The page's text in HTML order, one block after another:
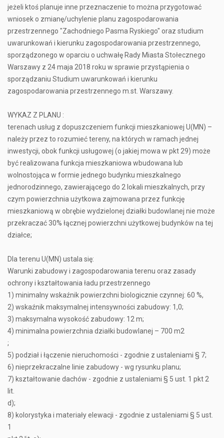
jeżeli ktoś planuje inne przeznaczenie to można przygotować
wniosek o zmianę/uchylenie planu zagospodarowania
przestrzennego "Zachodniego Pasma Ryskiego" oraz studium
uwarunkowań i kierunku zagospodarowania przestrzennego,
sporządzonego w oparciu o uchwałę Rady Miasta Stołecznego
Warszawy z 24 maja 2018 roku w sprawie przystąpienia o
sporządzaniu Studium uwarunkowań i kierunku
zagospodarowania przestrzennego m.st. Warszawy.
WYKAZ Z PLANU :
terenach usług z dopuszczeniem funkcji mieszkaniowej U(MN) –
należy przez to rozumieć tereny, na których w ramach jednej
inwestycji, obok funkcji usługowej (o jakiej mowa w pkt 29) może
być realizowana funkcja mieszkaniowa wbudowana lub
wolnostojąca w formie jednego budynku mieszkalnego
jednorodzinnego, zawierającego do 2 lokali mieszkalnych, przy
czym powierzchnia użytkowa zajmowana przez funkcję
mieszkaniową w obrębie wydzielonej działki budowlanej nie może
przekraczać 30% łącznej powierzchni użytkowej budynków na tej
działce;
Dla terenu U(MN) ustala się:
Warunki zabudowy i zagospodarowania terenu oraz zasady
ochrony i kształtowania ładu przestrzennego
1) minimalny wskaźnik powierzchni biologicznie czynnej: 60 %,
2) wskaźnik maksymalnej intensywności zabudowy: 1,0;
3) maksymalna wysokość zabudowy: 12 m;
4) minimalna powierzchnia działki budowlanej – 700 m2
;
5) podział i łączenie nieruchomości - zgodnie z ustaleniami § 7;
6) nieprzekraczalne linie zabudowy - wg rysunku planu;
7) kształtowanie dachów - zgodnie z ustaleniami § 5 ust. 1 pkt 2
lit.
d);
8) kolorystyka i materiały elewacji - zgodnie z ustaleniami § 5 ust.
1